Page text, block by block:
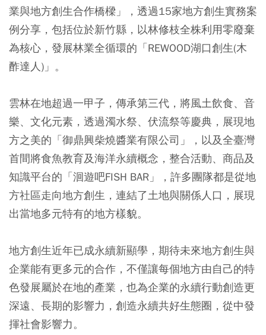
業與地方創生合作橋樑」，透過15家地方創生實務案
例分享，包括位於新竹縣，以林修枝全株利用零廢棄
為核心，發展林業全循環的「REWOOD湖口創生(木
酢達人)」。
雲林在地超過一甲子，傳承第三代，將風土飲食、音
樂、文化元素，透過濁水祭、伏流祭等慶典，展現地
方之美的「御鼎興柴燒醬業有限公司」，以及全臺灣
首間將食魚教育及海洋永續概念，整合活動、商品及
知識平台的「洄遊吧FISH BAR」，許多團隊都是從地
方社區走向地方創生，連結了土地與關係人口，展現
出當地多元特有的地方樣貌。
地方創生近年已成永續新顯學，期待未來地方創生與
企業能有更多元的合作，不僅讓每個地方由自己的特
色發展屬於在地的產業，也為企業的永續行動創造更
深遠、長期的影響力，創造永續共好生態圈，從中發
揮社會影響力。